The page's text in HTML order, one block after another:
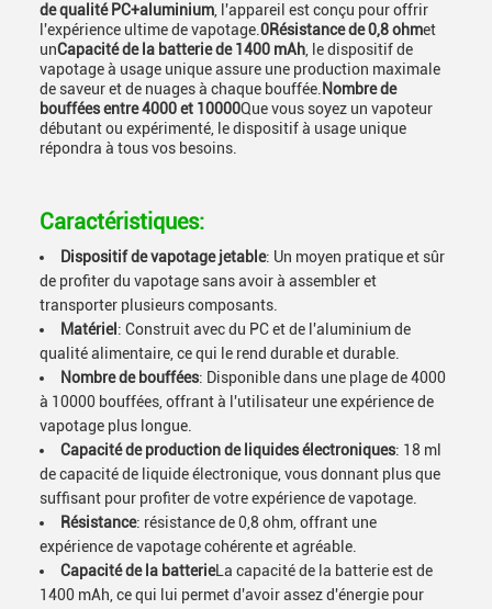
de qualité PC+aluminium , l'appareil est conçu pour offrir
l'expérience ultime de vapotage. 0Résistance de 0,8 ohmet
unCapacité de la batterie de 1400 mAh , le dispositif de
vapotage à usage unique assure une production maximale
de saveur et de nuages à chaque bouffée. Nombre de
bouffées entre 4000 et 10000Que vous soyez un vapoteur
débutant ou expérimenté, le dispositif à usage unique
répondra à tous vos besoins.
Caractéristiques:
Dispositif de vapotage jetable: Un moyen pratique et sûr
de profiter du vapotage sans avoir à assembler et
transporter plusieurs composants.
Matériel : Construit avec du PC et de l'aluminium de
qualité alimentaire, ce qui le rend durable et durable.
Nombre de bouffées: Disponible dans une plage de 4000
à 10000 bouffées, offrant à l'utilisateur une expérience de
vapotage plus longue.
Capacité de production de liquides électroniques: 18 ml
de capacité de liquide électronique, vous donnant plus que
suffisant pour profiter de votre expérience de vapotage.
Résistance: résistance de 0,8 ohm, offrant une
expérience de vapotage cohérente et agréable.
Capacité de la batterieLa capacité de la batterie est de
1400 mAh, ce qui lui permet d'avoir assez d'énergie pour